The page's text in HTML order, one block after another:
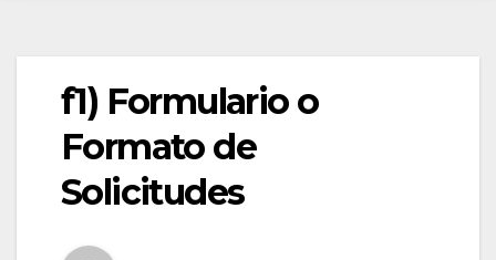
f1) Formulario o
Formato de
Solicitudes